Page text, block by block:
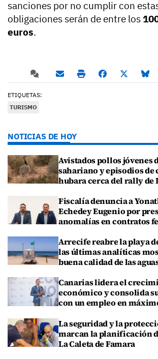
sanciones por no cumplir con
obligaciones serán de entre los
euros.
ETIQUETAS:
TURISMO
NOTICIAS DE HOY
Avistados pollos jóvenes
sahariano y episodios de
hubara cerca del rally de
Fiscalía denuncia a
Echedey Eugenio por
anomalías en contratos
Arrecife reabre la playa
las últimas analíticas
buena calidad de las
Canarias lidera el
económico y consolida
con un empleo en
La seguridad y la
marcan la planificación
La Caleta de Famara